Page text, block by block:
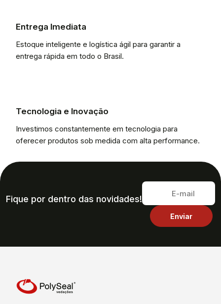
Entrega Imediata
Estoque inteligente e logística ágil para garantir a
entrega rápida em todo o Brasil.
Tecnologia e Inovação
Investimos constantemente em tecnologia para
oferecer produtos sob medida com alta performance.
Fique por dentro das novidades!